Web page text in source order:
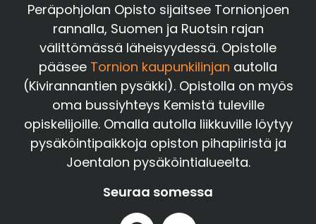
Peräpohjolan Opisto sijaitsee Tornionjoen
rannalla, Suomen ja Ruotsin rajan
välittömässä läheisyydessä. Opistolle
pääsee Tornion kaupunkilinjan autolla
(Kivirannantien pysäkki). Opistolla on myös
oma bussiyhteys Kemistä tuleville
opiskelijoille. Omalla autolla liikkuville löytyy
pysäköintipaikkoja opiston pihapiiristä ja
Joentalon pysäköintialueelta.
Seuraa somessa